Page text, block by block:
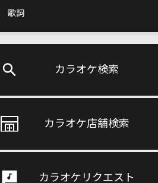
歌詞
カラオケ検索
カラオケ店舗検索
カラオケリクエスト